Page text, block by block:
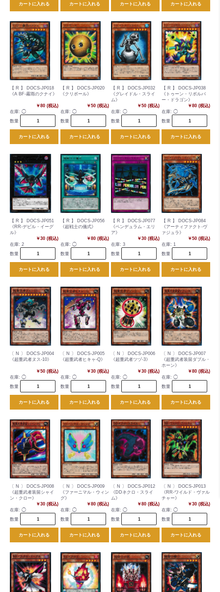
カートに入れる カートに入れる カートに入れる カートに入れる
【 R 】 DOCS-JP018
《A BF-霧雨のクナイ》
￥80 (税込)
在庫: ◯
数量
カートに入れる
【 R 】 DOCS-JP020
《クリボール》
￥50 (税込)
在庫: ◯
数量
カートに入れる
【 R 】 DOCS-JP032
《グレイドル・スライ
ム》
￥50 (税込)
在庫: ◯
数量
カートに入れる
【 R 】 DOCS-JP038
《トゥーン・リボルバ
ー・ドラゴン》
￥80 (税込)
在庫: ◯
数量
カートに入れる
【 R 】 DOCS-JP051
《RR-デビル・イーグ
ル》
￥30 (税込)
在庫: 2
数量
カートに入れる
【 R 】 DOCS-JP056
《超戦士の儀式》
￥80 (税込)
在庫: ◯
数量
カートに入れる
【 R 】 DOCS-JP077
《ペンデュラム・エリ
ア》
￥30 (税込)
在庫: 3
数量
カートに入れる
【 R 】 DOCS-JP084
《アーティファクト-ヴ
ァジュラ》
￥50 (税込)
在庫: 1
数量
カートに入れる
〔 N 〕 DOCS-JP004
《超重武者ヌス-10》
￥50 (税込)
在庫: ◯
数量
カートに入れる
〔 N 〕 DOCS-JP005
《超重武者ヒキャ-Q》
￥30 (税込)
在庫: ◯
数量
カートに入れる
〔 N 〕 DOCS-JP006
《超重武者ツヅ-3》
￥30 (税込)
在庫: ◯
数量
カートに入れる
〔 N 〕 DOCS-JP007
《超重武者装留ダブル・
ホーン》
￥80 (税込)
在庫: ◯
数量
カートに入れる
〔 N 〕 DOCS-JP008
《超重武者装留シャイ
ン・クロー》
￥30 (税込)
在庫: ◯
数量
カートに入れる
〔 N 〕 DOCS-JP009
《ファーニマル・ウィン
グ》
￥80 (税込)
在庫: ◯
数量
カートに入れる
〔 N 〕 DOCS-JP012
《DDネクロ・スライ
ム》
￥80 (税込)
在庫: ◯
数量
カートに入れる
〔 N 〕 DOCS-JP013
《RR-ワイルド・ヴァル
チャー》
￥30 (税込)
在庫: ◯
数量
カートに入れる